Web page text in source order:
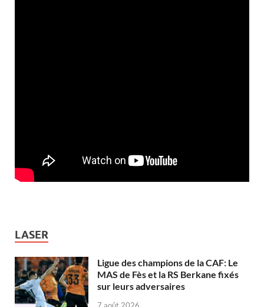
LASER
Ligue des champions de la CAF: Le
MAS de Fès et la RS Berkane fixés
sur leurs adversaires
7 août 2026